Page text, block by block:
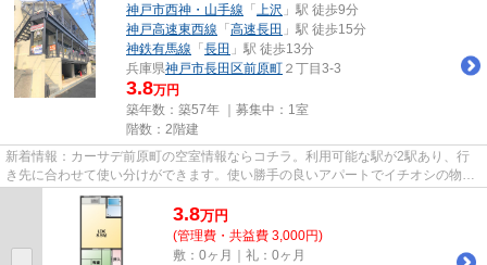
神戸市西神・山手線 「 上沢 」駅 徒歩9分
神戸高速東西線 「 高速長田 」駅 徒歩15分
神鉄有馬線 「 長田 」駅 徒歩13分
兵庫県神戸市長田区前原町 ２丁目3-3
3.8万円
築年数：築57年 ｜募集中： 1室
階数：2階建
新着情報：カーサデ前原町の空室情報ならコチラ。利用可能な駅が2駅あり、行
き先に合わせて使い分けができます。使い勝手の良いアパートでイチオシの物件
です。こだわりの条件として多...
3.8万円
(管理費・共益費 3,000円)
敷：0ヶ月｜礼：0ヶ月